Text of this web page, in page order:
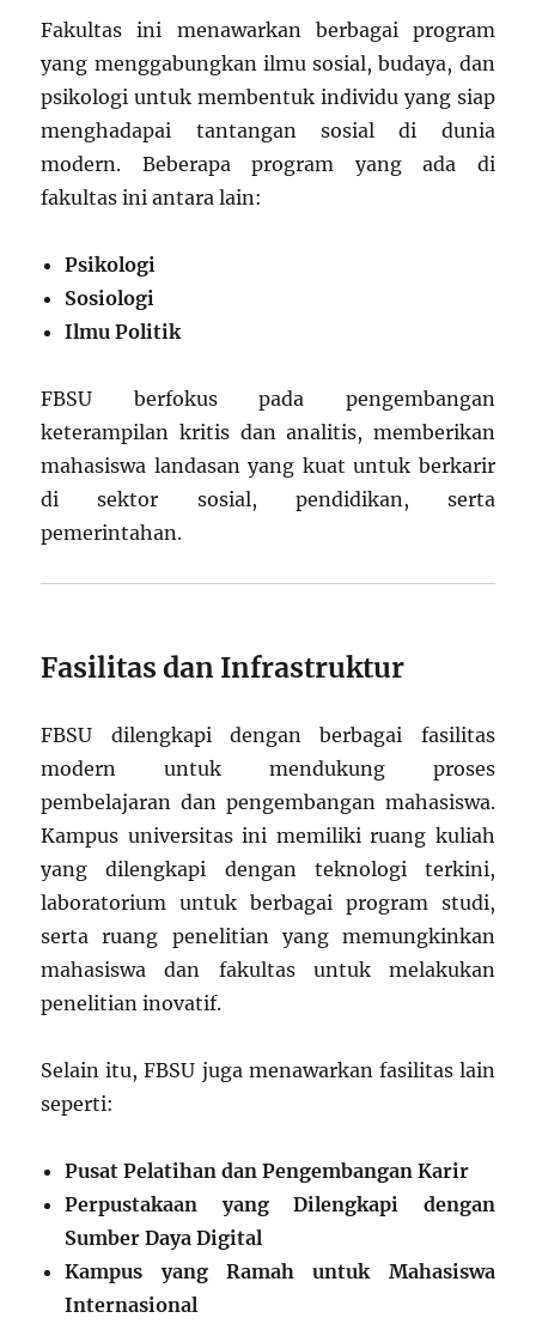
Fakultas ini menawarkan berbagai program
yang menggabungkan ilmu sosial, budaya, dan
psikologi untuk membentuk individu yang siap
menghadapai tantangan sosial di dunia
modern. Beberapa program yang ada di
fakultas ini antara lain:
Psikologi
Sosiologi
Ilmu Politik
FBSU berfokus pada pengembangan
keterampilan kritis dan analitis, memberikan
mahasiswa landasan yang kuat untuk berkarir
di sektor sosial, pendidikan, serta
pemerintahan.
Fasilitas dan Infrastruktur
FBSU dilengkapi dengan berbagai fasilitas
modern untuk mendukung proses
pembelajaran dan pengembangan mahasiswa.
Kampus universitas ini memiliki ruang kuliah
yang dilengkapi dengan teknologi terkini,
laboratorium untuk berbagai program studi,
serta ruang penelitian yang memungkinkan
mahasiswa dan fakultas untuk melakukan
penelitian inovatif.
Selain itu, FBSU juga menawarkan fasilitas lain
seperti:
Pusat Pelatihan dan Pengembangan Karir
Perpustakaan yang Dilengkapi dengan
Sumber Daya Digital
Kampus yang Ramah untuk Mahasiswa
Internasional